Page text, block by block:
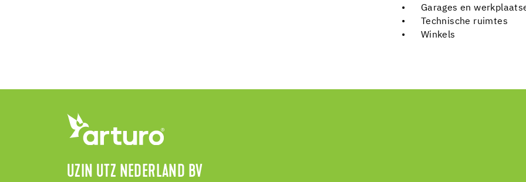
• Garages en
• Technische ruimtes
• Winkels
UZIN UTZ NEDERLAND BV